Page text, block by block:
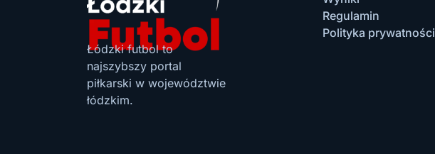
Łódzki futbol to
najszybszy portal
piłkarski w województwie
łódzkim.
Regulamin
Polityka prywatności